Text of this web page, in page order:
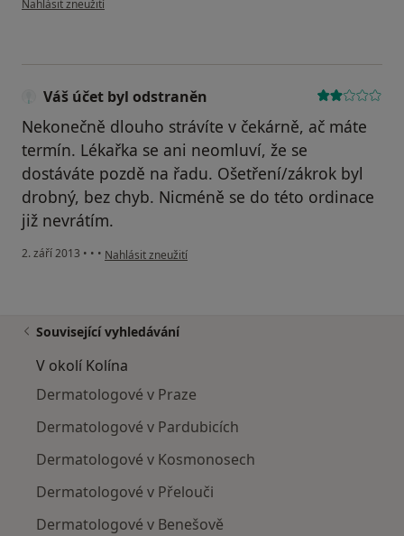
Nahlásit zneužití
Váš účet byl odstraněn
Nekonečně dlouho strávíte v čekárně, ač máte
termín. Lékařka se ani neomluví, že se
dostáváte pozdě na řadu. Ošetření/zákrok byl
drobný, bez chyb. Nicméně se do této ordinace
již nevrátím.
2. září 2013 • • • podle názoru uživatele Váš účet byl odstraněn
Nahlásit zneužití
Související vyhledávání
V okolí Kolína
Dermatologové v Praze
Dermatologové v Pardubicích
Dermatologové v Kosmonosech
Dermatologové v Přelouči
Dermatologové v Benešově